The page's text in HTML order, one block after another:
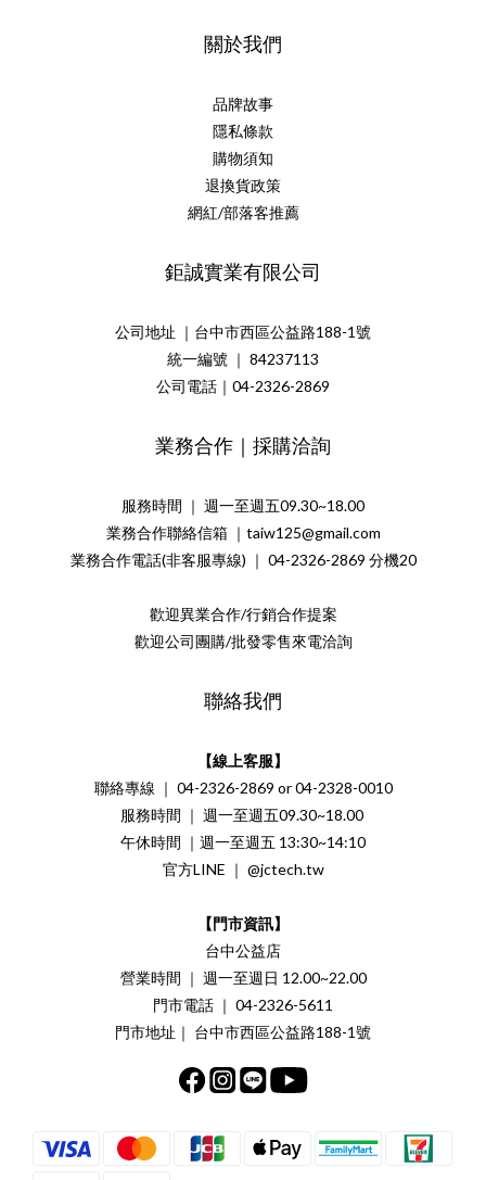
關於我們
品牌故事
隱私條款
購物須知
退換貨政策
網紅/部落客推薦
鉅誠實業有限公司
公司地址 ｜台中市西區公益路188-1號
統一編號 ｜ 84237113
公司電話｜04-2326-2869
業務合作｜採購洽詢
服務時間 ｜ 週一至週五09.30~18.00
業務合作聯絡信箱 ｜taiw125@gmail.com
業務合作電話(非客服專線) ｜ 04-2326-2869 分機20
歡迎異業合作/行銷合作提案
歡迎公司團購/批發零售來電洽詢
聯絡我們
【線上客服】
聯絡專線 ｜ 04-2326-2869 or 04-2328-0010
服務時間 ｜ 週一至週五09.30~18.00
午休時間 ｜週一至週五 13:30~14:10
官方LINE ｜ @jctech.tw
【門市資訊】
台中公益店
營業時間 ｜ 週一至週日 12.00~22.00
門市電話 ｜ 04-2326-5611
門市地址｜ 台中市西區公益路188-1號